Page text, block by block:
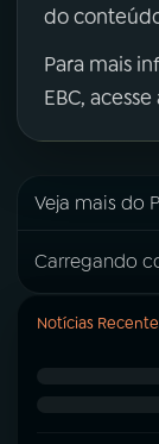
do
Para mais
EBC,
Veja mais do
Carregando
Notícias